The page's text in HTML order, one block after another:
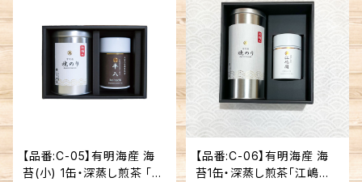
【品番:C-05】有明海産 海
苔(小) 1缶・深蒸し煎茶 「平
【品番:C-06】有明海産 海
苔1缶・深蒸し煎茶「江嶋園」